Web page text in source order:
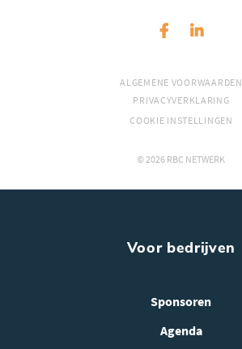
ALGEMENE VOORWAARDEN
PRIVACYVERKLARING
COOKIE INSTELLINGEN
© 2026 RBC NETWERK
Voor bedrijven
Sponsoren
Agenda